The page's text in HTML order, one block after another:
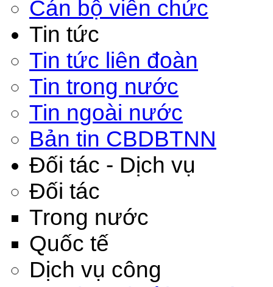
Cán bộ viên chức
Tin tức
Tin tức liên đoàn
Tin trong nước
Tin ngoài nước
Bản tin CBDBTNN
Đối tác - Dịch vụ
Đối tác
Trong nước
Quốc tế
Dịch vụ công